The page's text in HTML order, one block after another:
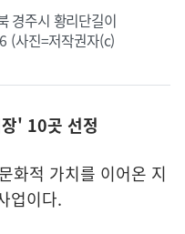
경주시 황리단길이
(사진=저작권자(c)
' 10곳 선정
화적 가치를 이어온 지
업이다.